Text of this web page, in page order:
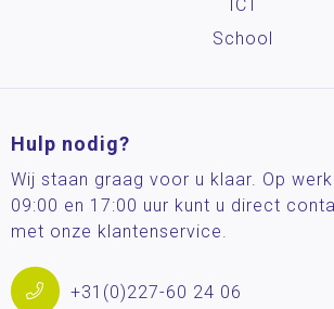
ICT
School
Hulp nodig?
Wij staan graag voor u klaar. Op
09:00 en 17:00 uur kunt u direct
met onze klantenservice.
+31(0)227-60 24 06